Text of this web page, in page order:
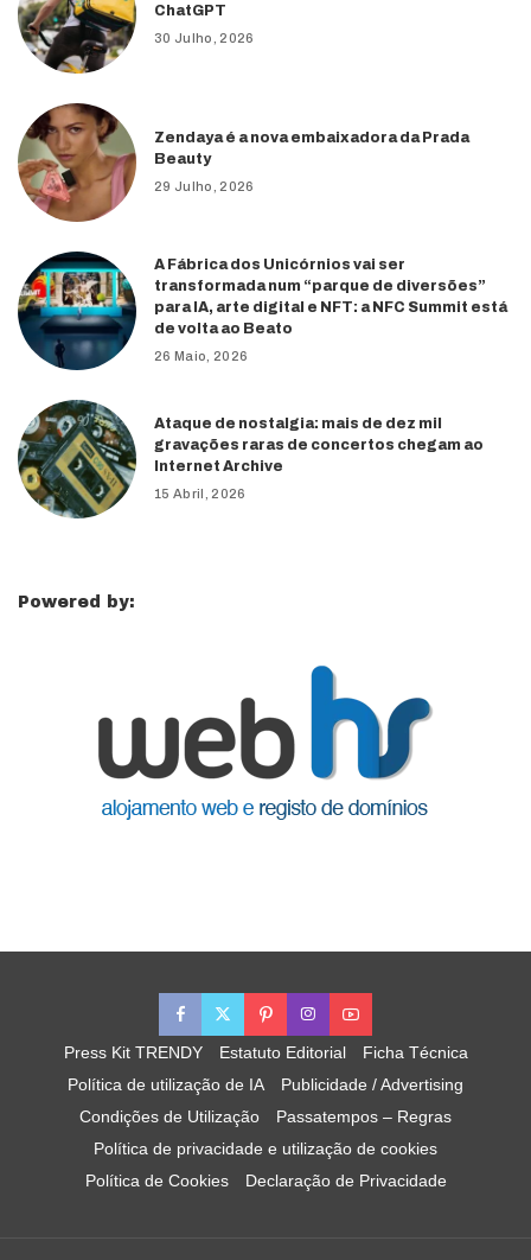
ChatGPT
30 Julho, 2026
Zendaya é a nova embaixadora da Prada
Beauty
29 Julho, 2026
A Fábrica dos Unicórnios vai ser
transformada num “parque de diversões”
para IA, arte digital e NFT: a NFC Summit está
de volta ao Beato
26 Maio, 2026
Ataque de nostalgia: mais de dez mil
gravações raras de concertos chegam ao
Internet Archive
15 Abril, 2026
Powered by:
Press Kit TRENDY Estatuto Editorial
Ficha Técnica
Política de utilização de IA
Publicidade / Advertising
Condições de Utilização
Passatempos – Regras
Política de privacidade e utilização de cookies
Política de Cookies
Declaração de Privacidade